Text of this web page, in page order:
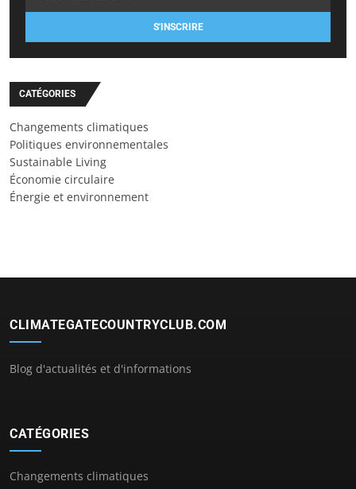
S'INSCRIRE
CATÉGORIES
Changements climatiques
Politiques environnementales
Sustainable Living
Économie circulaire
Énergie et environnement
CLIMATEGATECOUNTRYCLUB.COM
Blog d'actualités et d'informations
CATÉGORIES
Changements climatiques